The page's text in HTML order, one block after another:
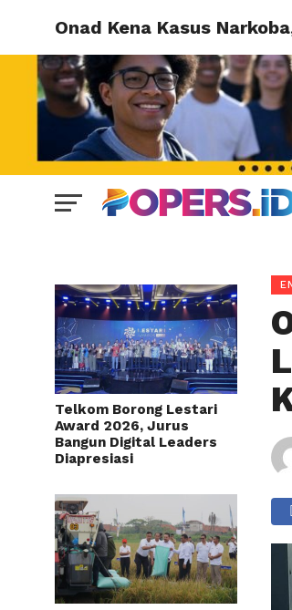
Onad Kena Kasus
Telkom Borong Lestari
Award 2026, Jurus
Bangun Digital Leaders
Diapresiasi